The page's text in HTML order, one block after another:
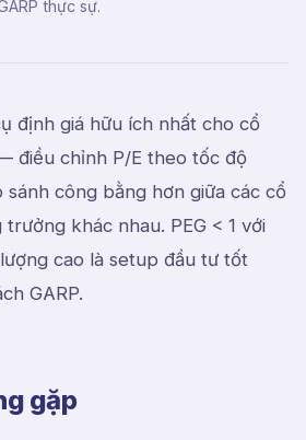
thực sự.
định giá hữu ích nhất cho cổ
điều chỉnh P/E theo tốc độ
công bằng hơn giữa các cổ
khác nhau. PEG < 1 với
cao là setup đầu tư tốt
GARP.
gặp